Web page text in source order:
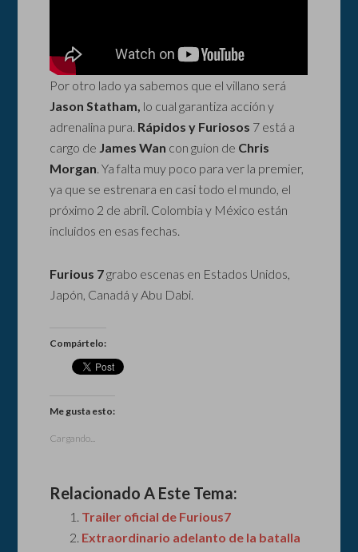
Por otro lado ya sabemos que el villano será
Jason Statham, lo cual garantiza acción y
adrenalina pura. Rápidos y Furiosos 7 está a
cargo de James Wan con guion de Chris
Morgan . Ya falta muy poco para ver la premier,
ya que se estrenara en casi todo el mundo, el
próximo 2 de abril. Colombia y México están
incluidos en esas fechas.
Furious 7grabo escenas en Estados Unidos,
Japón, Canadá y Abu Dabi.
Compártelo:
Me gusta esto:
Cargando...
Relacionado A Este Tema:
Trailer oficial de Furious7
Extraordinario adelanto de la batalla